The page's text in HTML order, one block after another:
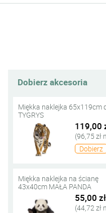
Dobierz akcesoria
Miękka naklejka 65x119cm
TYGRYS
119,00
(96,75 zł
Dobierz
Miękka naklejka na ścianę
43x40cm MAŁA PANDA
55,00 zł
(44,72 zł